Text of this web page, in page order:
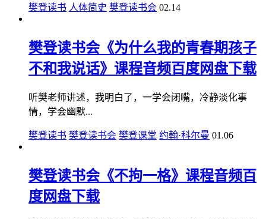
樊登读书 人体简史 樊登读书会 02.14
樊登读书会《为什么我的青春期孩子
不和我说话》课程音频百度网盘下载
听樊老师讲述，我明白了，一学会闭嘴，冷静淡化事
情，学会幽默...
樊登读书 樊登读书会 樊登课堂 约翰·科尔曼 01.06
樊登读书会《不拘一格》课程音频百
度网盘下载